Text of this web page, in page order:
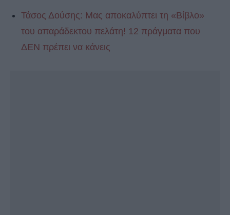
Τάσος Δούσης: Μας αποκαλύπτει τη «Βίβλο»
του απαράδεκτου πελάτη! 12 πράγματα που
ΔΕΝ πρέπει να κάνεις